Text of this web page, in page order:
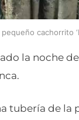
cachorrito
la noche
tubería de